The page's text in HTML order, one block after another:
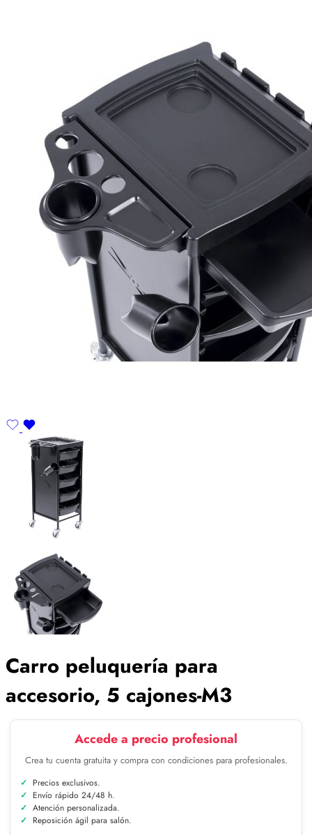
Carro peluquería para
accesorio, 5 cajones-M3
Accede a precio profesional
Crea tu cuenta gratuita y compra con condiciones para profesionales.
Precios exclusivos.
Envío rápido 24/48 h.
Atención personalizada.
Reposición ágil para salón.